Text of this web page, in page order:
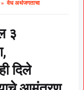
वेध अर्थजगताचा
३
दिले